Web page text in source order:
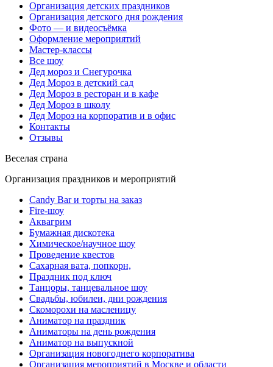
Организация детских праздников
Организация детского дня рождения
Фото — и видеосъёмка
Оформление мероприятий
Мастер-классы
Все шоу
Дед мороз и Снегурочка
Дед Мороз в детский сад
Дед Мороз в ресторан и в кафе
Дед Мороз в школу
Дед Мороз на корпоратив и в офис
Контакты
Отзывы
Веселая страна
Организация праздников и мероприятий
Candy Bar и торты на заказ
Fire-шоу
Аквагрим
Бумажная дискотека
Химическое/научное шоу
Проведение квестов
Сахарная вата, попкорн,
Праздник под ключ
Танцоры, танцевальное шоу
Свадьбы, юбилеи, дни рождения
Скоморохи на масленицу
Аниматор на праздник
Аниматоры на день рождения
Аниматор на выпускной
Организация новогоднего корпоратива
Организация мероприятий в Москве и области